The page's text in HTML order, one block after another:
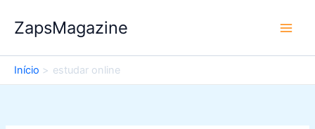
para
conteúdo
ZapsMagazine
Início estudar online